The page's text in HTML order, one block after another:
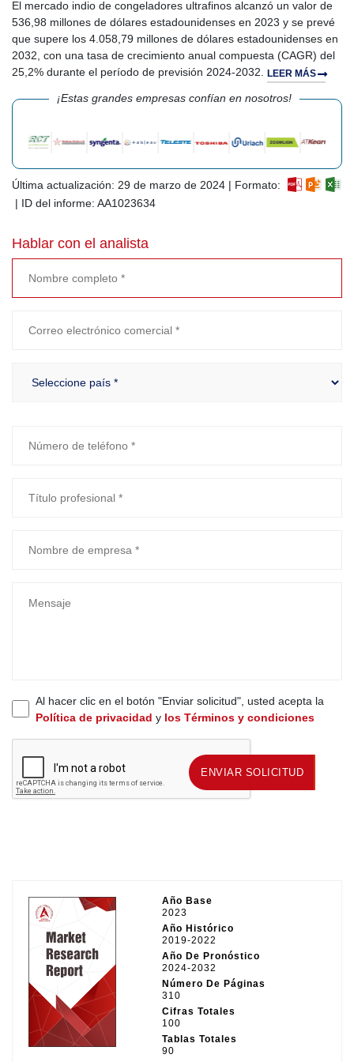
El mercado indio de congeladores ultrafinos alcanzó un valor de
536,98 millones de dólares estadounidenses en 2023 y se prevé
que supere los 4.058,79 millones de dólares estadounidenses en
2032, con una tasa de crecimiento anual compuesta (CAGR) del
25,2% durante el período de previsión 2024-2032. LEER MÁS
¡Estas grandes empresas confían en nosotros!
Última actualización: 29 de marzo de 2024 | Formato:
| ID del informe: AA1023634
Hablar con el analista
Al hacer clic en el botón "Enviar solicitud", usted acepta la
Política de privacidad y los Términos y condiciones
ENVIAR SOLICITUD ENVIAR SOLICITUD
Año Base
2023
Año Histórico
2019-2022
Año De Pronóstico
2024-2032
Número De Páginas
310
Cifras Totales
100
Tablas Totales
90